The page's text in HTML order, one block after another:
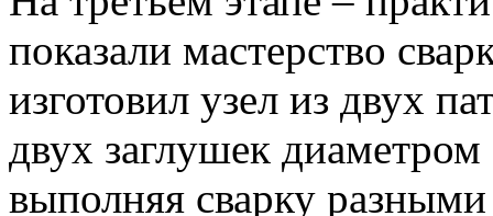
показали мастерство
изготовил узел из двух
двух заглушек
выполняя сварку